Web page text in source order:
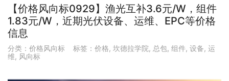
【价格风向标0929】渔光互补3.6元/W，组件
1.83元/W，近期光伏设备、运维、EPC等价格
信息
分类： 价格风向标 标签： 价格, 坎德拉学院, 总包, 组件, 设备, 运
维, 风向标